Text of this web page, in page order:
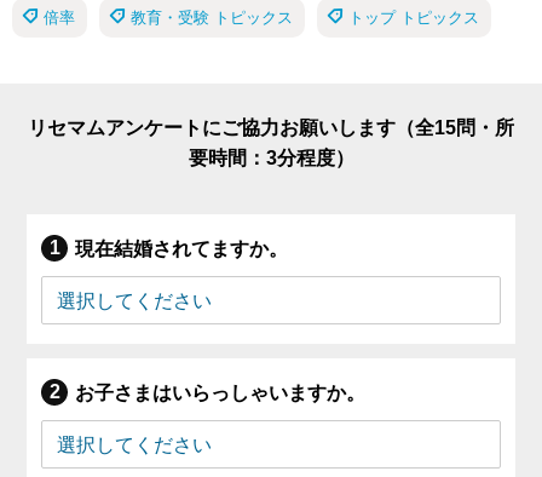
倍率 教育・受験 トピックス トップ トピックス
リセマムアンケートにご協力お願いします（全15問・所
要時間：3分程度）
現在結婚されてますか。
お子さまはいらっしゃいますか。